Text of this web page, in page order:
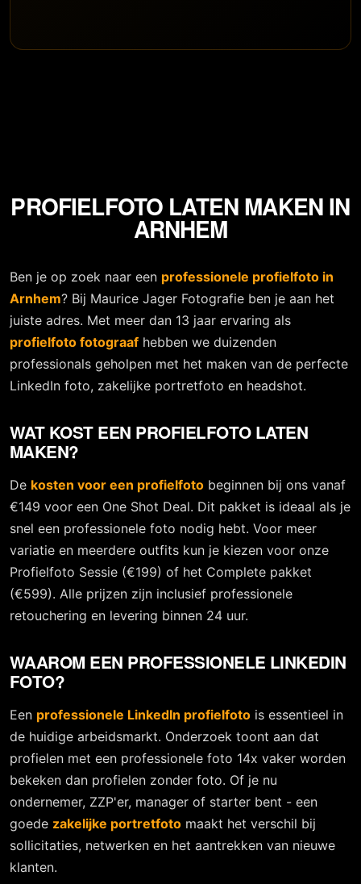
PROFIELFOTO LATEN MAKEN IN
ARNHEM
Ben je op zoek naar een professionele profielfoto in
Arnhem? Bij Maurice Jager Fotografie ben je aan het
juiste adres. Met meer dan 13 jaar ervaring als
profielfoto fotograaf hebben we duizenden
professionals geholpen met het maken van de perfecte
LinkedIn foto, zakelijke portretfoto en headshot.
WAT KOST EEN PROFIELFOTO LATEN
MAKEN?
De kosten voor een profielfoto beginnen bij ons vanaf
€149 voor een One Shot Deal. Dit pakket is ideaal als je
snel een professionele foto nodig hebt. Voor meer
variatie en meerdere outfits kun je kiezen voor onze
Profielfoto Sessie (€199) of het Complete pakket
(€599). Alle prijzen zijn inclusief professionele
retouchering en levering binnen 24 uur.
WAAROM EEN PROFESSIONELE LINKEDIN
FOTO?
Een professionele LinkedIn profielfoto is essentieel in
de huidige arbeidsmarkt. Onderzoek toont aan dat
profielen met een professionele foto 14x vaker worden
bekeken dan profielen zonder foto. Of je nu
ondernemer, ZZP'er, manager of starter bent - een
goede zakelijke portretfoto maakt het verschil bij
sollicitaties, netwerken en het aantrekken van nieuwe
klanten.